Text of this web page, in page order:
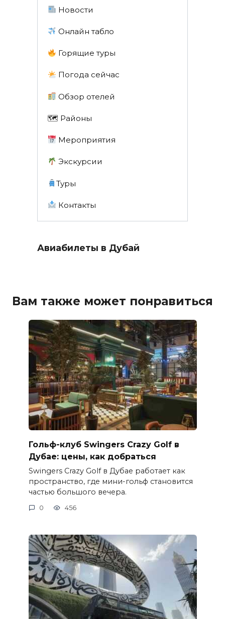
Новости
Онлайн табло
Горящие туры
Погода сейчас
Обзор отелей
🗺 Районы
Мероприятия
Экскурсии
Туры
Контакты
Авиабилеты в Дубай
Вам также может понравиться
Гольф-клуб Swingers Crazy Golf в
Дубае: цены, как добраться
Swingers Crazy Golf в Дубае работает как
пространство, где мини-гольф становится
частью большого вечера.
0 456